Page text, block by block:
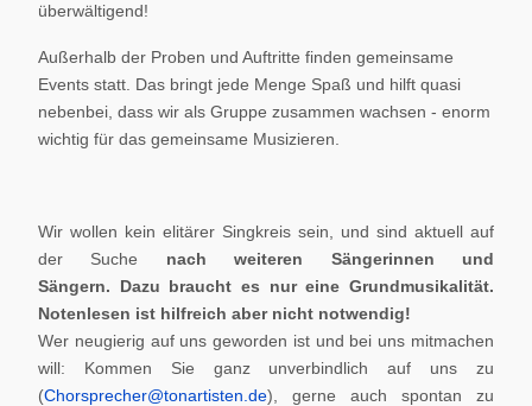
überwältigend!
Außerhalb der Proben und Auftritte finden gemeinsame
Events statt. Das bringt jede Menge Spaß und hilft quasi
nebenbei, dass wir als Gruppe zusammen wachsen - enorm
wichtig für das gemeinsame Musizieren.
Wir wollen kein elitärer Singkreis sein, und sind aktuell auf
der Suche nach weiteren Sängerinnen und
Sängern. Dazu braucht es nur eine Grundmusikalität.
Notenlesen ist hilfreich aber nicht notwendig!
Wer neugierig auf uns geworden ist und bei uns mitmachen
will: Kommen Sie ganz unverbindlich auf uns zu
(Chorsprecher@tonartisten.de), gerne auch spontan zu